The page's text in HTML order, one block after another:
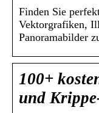
Finden Sie
Vektorgrafiken,
Panoramabilder
100+
und